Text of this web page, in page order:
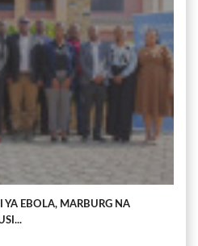
YA EBOLA, MARBURG NA